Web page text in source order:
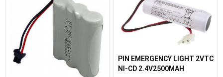
PIN EMERGENCY LIGHT 2VTC
NI-CD 2.4V2500MAH